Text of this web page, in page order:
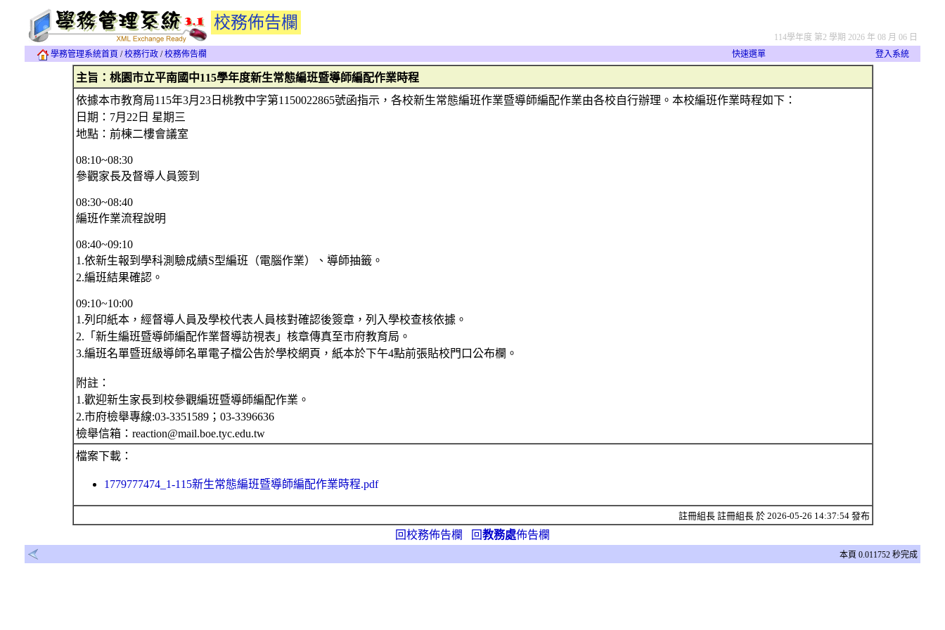
校務佈告欄
114學年度 第2 學期 2026 年 08 月 06 日
學務管理系統首頁 /校務行政 /校務佈告欄 快速選單 登入系統
主旨：桃園市立平南國中115學年度新生常態編班暨導師編配作業時程
依據本市教育局115年3月23日桃教中字第1150022865號函指示，各校新生常態編班作業暨導師編配作業由各校自行辦理。本校編班作業時程如下：
日期：7月22日 星期三
地點：前棟二樓會議室
08:10~08:30
參觀家長及督導人員簽到
08:30~08:40
編班作業流程說明
08:40~09:10
1.依新生報到學科測驗成績S型編班（電腦作業）、導師抽籤。
2.編班結果確認。
09:10~10:00
1.列印紙本，經督導人員及學校代表人員核對確認後簽章，列入學校查核依據。
2.「新生編班暨導師編配作業督導訪視表」核章傳真至市府教育局。
3.編班名單暨班級導師名單電子檔公告於學校網頁，紙本於下午4點前張貼校門口公布欄。
附註：
1.歡迎新生家長到校參觀編班暨導師編配作業。
2.市府檢舉專線:03-3351589；03-3396636
檢舉信箱：reaction@mail.boe.tyc.edu.tw
檔案下載：
1779777474_1-115新生常態編班暨導師編配作業時程.pdf
註冊組長 註冊組長 於 2026-05-26 14:37:54 發布
回校務佈告欄 回教務處佈告欄
本頁 0.011752 秒完成